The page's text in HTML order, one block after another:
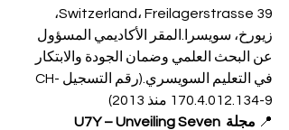
Switzerland، Freilagerstrasse 39،
زيورخ، سويسرا.المقر الأكاديمي المسؤول
عن البحث العلمي وضمان الجودة والابتكار
في التعليم السويسري.(رقم التسجيل CH-
170.4.012.134-9 منذ 2013)
📍
مجلة U7Y – Unveiling Seven